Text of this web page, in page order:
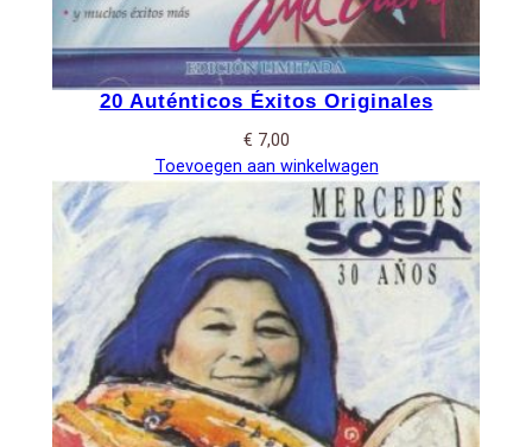
20 Auténticos Éxitos Originales
€ 7,00
Toevoegen aan winkelwagen